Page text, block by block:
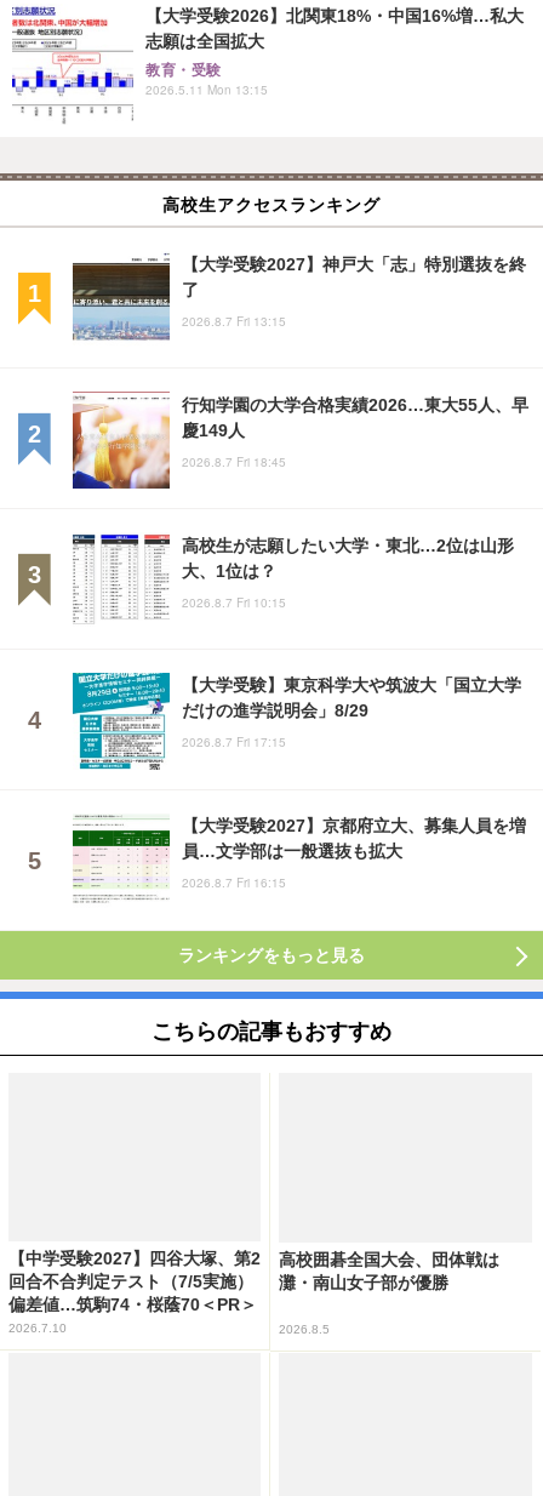
【大学受験2026】北関東18%・中国16%増…私大
志願は全国拡大
教育・受験
2026.5.11 Mon 13:15
高校生アクセスランキング
【大学受験2027】神戸大「志」特別選抜を終
了
2026.8.7 Fri 13:15
行知学園の大学合格実績2026…東大55人、早
慶149人
2026.8.7 Fri 18:45
高校生が志願したい大学・東北…2位は山形
大、1位は？
2026.8.7 Fri 10:15
【大学受験】東京科学大や筑波大「国立大学
だけの進学説明会」8/29
2026.8.7 Fri 17:15
【大学受験2027】京都府立大、募集人員を増
員…文学部は一般選抜も拡大
2026.8.7 Fri 16:15
ランキングをもっと見る
こちらの記事もおすすめ
【中学受験2027】四谷大塚、第2
回合不合判定テスト（7/5実施）
偏差値…筑駒74・桜蔭70＜PR＞
2026.7.10
高校囲碁全国大会、団体戦は
灘・南山女子部が優勝
2026.8.5